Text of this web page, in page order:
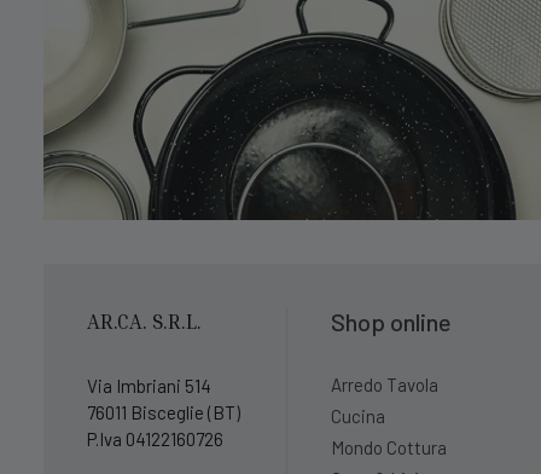
AR.CA. S.R.L.
Via Imbriani 514
76011 Bisceglie (BT)
P.Iva 04122160726
Shop online
Arredo Tavola
Cucina
Mondo Cottura